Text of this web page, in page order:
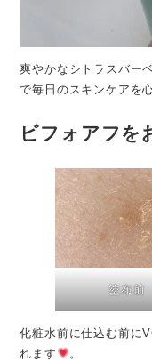
爽やかなシトラスバー
で毎日のスキンケアを
ビフォアフを
塗布前
化粧水前に仕込む前に
れます
。